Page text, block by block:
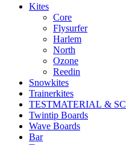
Kites
Core
Flysurfer
Harlem
North
Ozone
Reedin
Snowkites
Trainerkites
TESTMATERIAL &
Twintip Boards
Wave Boards
Bar